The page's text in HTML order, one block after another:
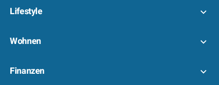
Lifestyle
Wohnen
Finanzen